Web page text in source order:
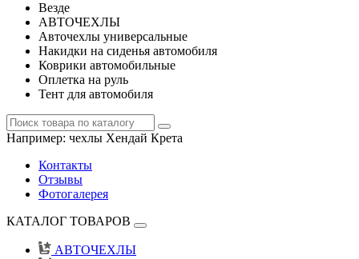
Везде
АВТОЧЕХЛЫ
Авточехлы универсальные
Накидки на сиденья автомобиля
Коврики автомобильные
Оплетка на руль
Тент для автомобиля
Например: чехлы Хендай Крета
Контакты
Отзывы
Фотогалерея
КАТАЛОГ ТОВАРОВ
АВТОЧЕХЛЫ